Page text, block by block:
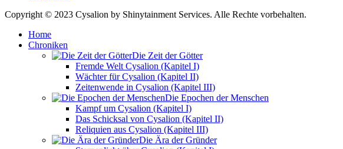
Copyright © 2023 Cysalion by Shinytainment Services. Alle Rechte vorbehalten.
Home
Chroniken
Die Zeit der Götter
Fremde Welt Cysalion (Kapitel I)
Wächter für Cysalion (Kapitel II)
Zeitenwende in Cysalion (Kapitel III)
Die Epochen der Menschen
Kampf um Cysalion (Kapitel I)
Das Schicksal von Cysalion (Kapitel II)
Reliquien aus Cysalion (Kapitel III)
Die Ära der Gründer